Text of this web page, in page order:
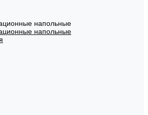
напольные
напольные